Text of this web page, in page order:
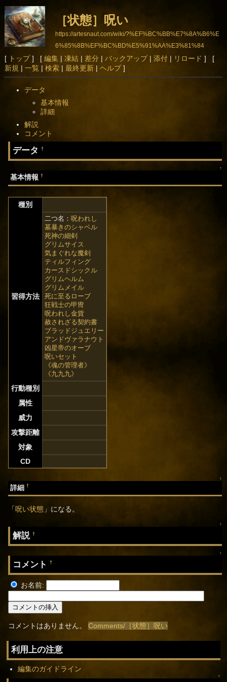
［状態］呪い
https://artesnaut.com/wiki/?%EF%BC%BB%E7%8A%B6%E
6%85%8B%EF%BC%BD%E5%91%AA%E3%81%84
[ トップ] [ 編集| 凍結| 差分 | バックアップ| 添付| リロード ] [
新規 | 一覧 | 検索| 最終更新| ヘルプ]
データ
基本情報
詳細
解説
コメント
データ†
↑
基本情報†
種別
習得方法
二つ名：呪われし
墓暴きのシャベル
死神の細剣
グリムサイス
気まぐれな魔剣
ティルフィング
カースドシックル
グリムヘルム
グリムメイル
死に至るローブ
狂戦士の甲冑
呪われし金貨
赦されざる契約書
ブラッドジュエリー
アンドヴァラナウト
凶星帝のオーブ
呪いセット
《魂の管理者》
《九九九》
行動種別
属性
威力
攻撃距離
対象
CD
↑
詳細†
「呪い状態 」になる。
↑
解説†
↑
コメント†
お名前:
コメントはありません。Comments/［状態］呪い
利用上の注意
編集のガイドライン
↑